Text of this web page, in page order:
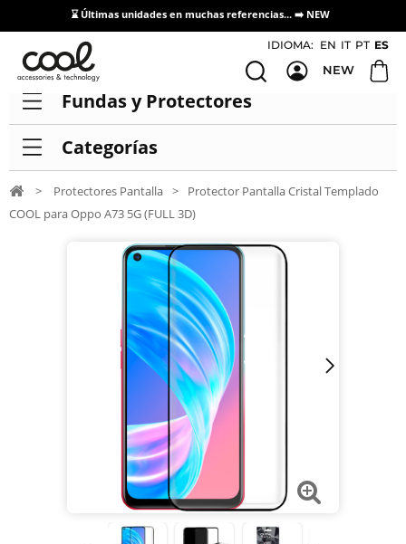
⌛ Últimas unidades en muchas referencias... ➡️ NEW
Acceso / Registro Distribuidores
IDIOMA: EN IT PT ES
NEW
Fundas y Protectores
Categorías
> Protectores Pantalla >
Protector Pantalla Cristal Templado
COOL para Oppo A73 5G (FULL 3D)